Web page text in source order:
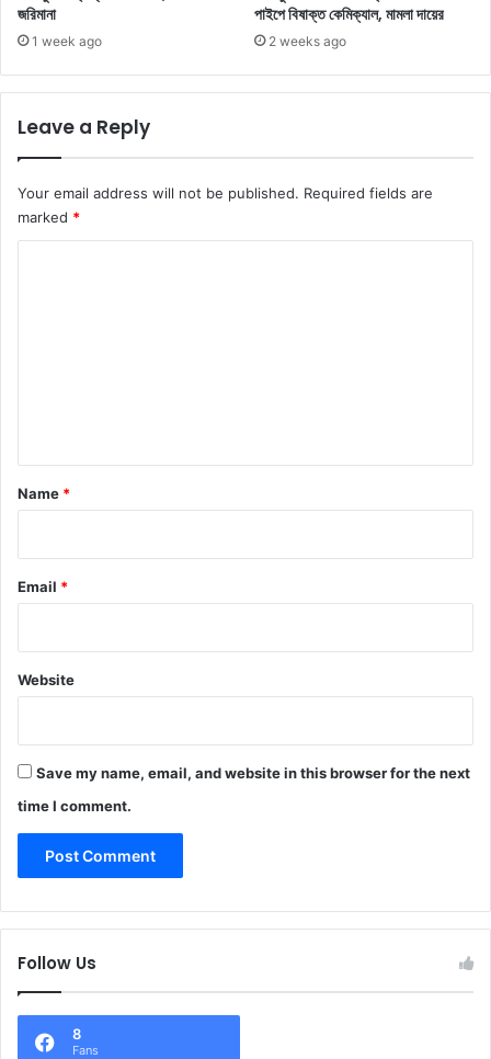
জরিমানা
1 week ago
পাইপে বিষাক্ত কেমিক্যাল, মামলা দায়ের
2 weeks ago
Leave a Reply
Your email address will not be published. Required fields are
marked *
*
Name *
Email *
Website
Save my name, email, and website in this browser for the next
time I comment.
Follow Us
8
Fans